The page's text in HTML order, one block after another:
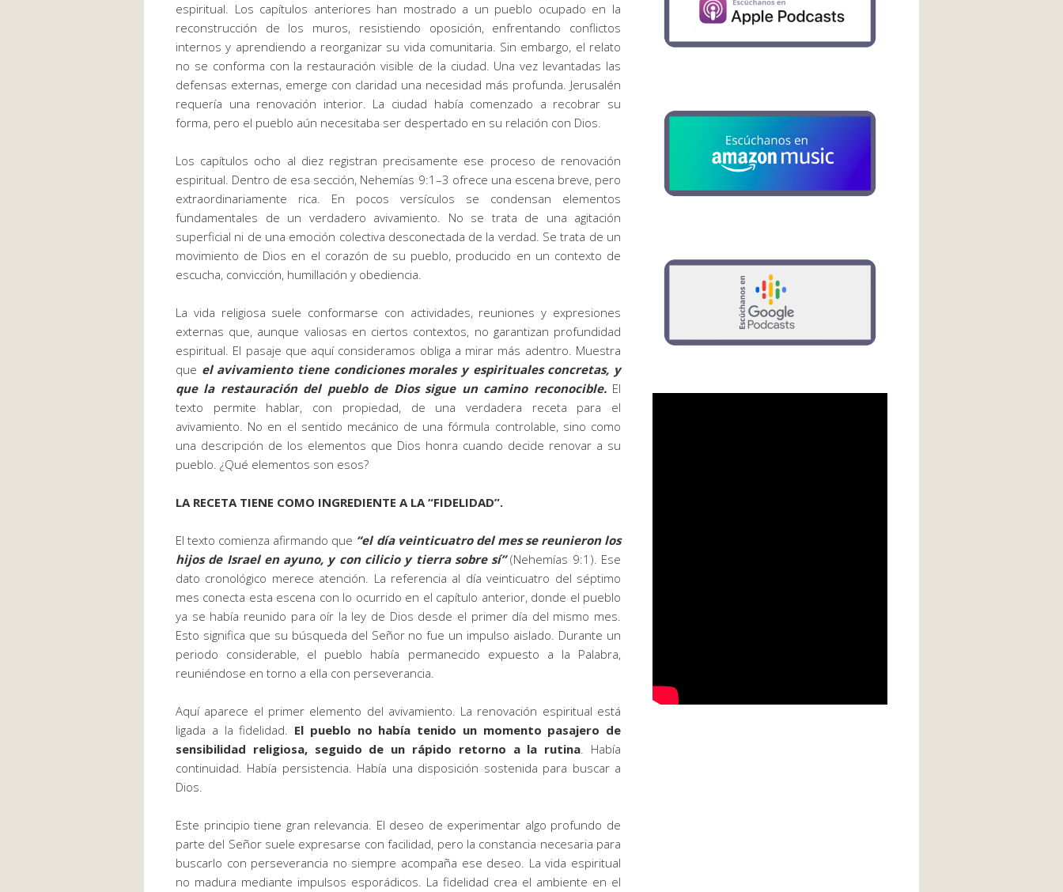
arriba/abajo
para
aumentar
o
disminuir
el
volumen.
espiritual. Los capítulos anteriores han mostrado a un pueblo ocupado en la
reconstrucción de los muros, resistiendo oposición, enfrentando conflictos
internos y aprendiendo a reorganizar su vida comunitaria. Sin embargo, el relato
no se conforma con la restauración visible de la ciudad. Una vez levantadas las
defensas externas, emerge con claridad una necesidad más profunda. Jerusalén
requería una renovación interior. La ciudad había comenzado a recobrar su
forma, pero el pueblo aún necesitaba ser despertado en su relación con Dios.
Los capítulos ocho al diez registran precisamente ese proceso de renovación
espiritual. Dentro de esa sección, Nehemías 9:1–3 ofrece una escena breve, pero
extraordinariamente rica. En pocos versículos se condensan elementos
fundamentales de un verdadero avivamiento. No se trata de una agitación
superficial ni de una emoción colectiva desconectada de la verdad. Se trata de un
movimiento de Dios en el corazón de su pueblo, producido en un contexto de
escucha, convicción, humillación y obediencia.
La vida religiosa suele conformarse con actividades, reuniones y expresiones
externas que, aunque valiosas en ciertos contextos, no garantizan profundidad
espiritual. El pasaje que aquí consideramos obliga a mirar más adentro. Muestra
que el avivamiento tiene condiciones morales y espirituales concretas, y
que la restauración del pueblo de Dios sigue un camino reconocible. El
texto permite hablar, con propiedad, de una verdadera receta para el
avivamiento. No en el sentido mecánico de una fórmula controlable, sino como
una descripción de los elementos que Dios honra cuando decide renovar a su
pueblo. ¿Qué elementos son esos?
LA RECETA TIENE COMO INGREDIENTE A LA “FIDELIDAD”.
El texto comienza afirmando que “el día veinticuatro del mes se reunieron los
hijos de Israel en ayuno, y con cilicio y tierra sobre sí”(Nehemías 9:1). Ese
dato cronológico merece atención. La referencia al día veinticuatro del séptimo
mes conecta esta escena con lo ocurrido en el capítulo anterior, donde el pueblo
ya se había reunido para oír la ley de Dios desde el primer día del mismo mes.
Esto significa que su búsqueda del Señor no fue un impulso aislado. Durante un
periodo considerable, el pueblo había permanecido expuesto a la Palabra,
reuniéndose en torno a ella con perseverancia.
Aquí aparece el primer elemento del avivamiento. La renovación espiritual está
ligada a la fidelidad. El pueblo no había tenido un momento pasajero de
sensibilidad religiosa, seguido de un rápido retorno a la rutina. Había
continuidad. Había persistencia. Había una disposición sostenida para buscar a
Dios.
Este principio tiene gran relevancia. El deseo de experimentar algo profundo de
parte del Señor suele expresarse con facilidad, pero la constancia necesaria para
buscarlo con perseverancia no siempre acompaña ese deseo. La vida espiritual
no madura mediante impulsos esporádicos. La fidelidad crea el ambiente en el